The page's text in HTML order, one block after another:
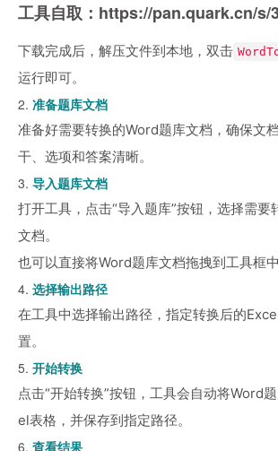
工具自取： https://pan.quark.cn/s/
下载完成后，解压文件到本地，双击
运行即可。
2. 准备题库文档
准备好需要转换的Word题库文档，确保文
干、选项和答案清晰。
3. 导入题库文档
打开工具，点击“导入题库”按钮，选择需要
文档。
也可以直接将Word题库文档拖拽到工具框中
4. 选择输出路径
在工具中选择输出路径，指定转换后的
置。
5. 开始转换
点击“开始转换”按钮，工具会自动将Word
el表格，并保存到指定路径。
6. 查看结果